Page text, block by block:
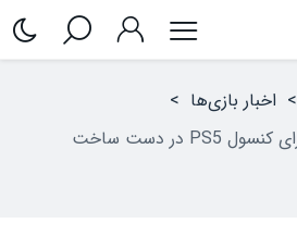
> اخبار بازی‌ها >
شایعه: شبیه‌ ساز PS3 برای کنسول PS5 در دست ساخت